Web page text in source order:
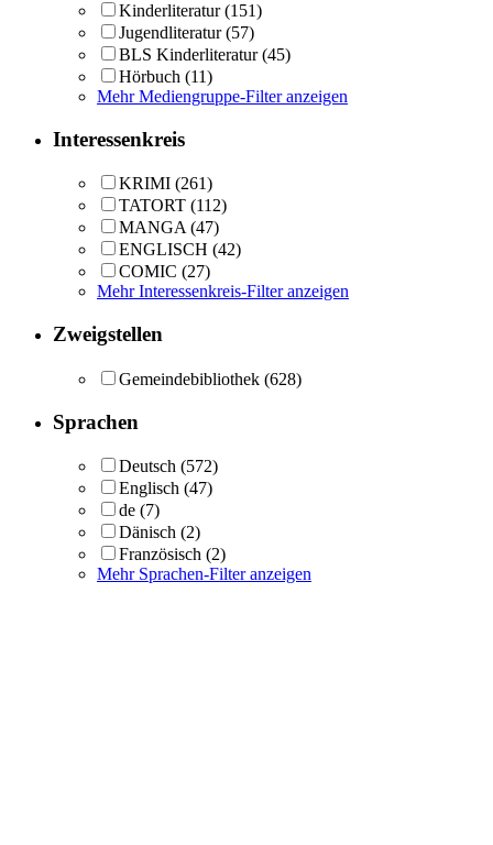
Kinderliteratur (151)
Jugendliteratur (57)
BLS Kinderliteratur (45)
Hörbuch (11)
Mehr Mediengruppe-Filter anzeigen
Interessenkreis
KRIMI (261)
TATORT (112)
MANGA (47)
ENGLISCH (42)
COMIC (27)
Mehr Interessenkreis-Filter anzeigen
Zweigstellen
Gemeindebibliothek (628)
Sprachen
Deutsch (572)
Englisch (47)
de (7)
Dänisch (2)
Französisch (2)
Mehr Sprachen-Filter anzeigen